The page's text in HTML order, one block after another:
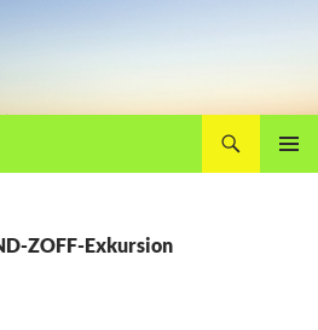
ZOFF-Exkursion